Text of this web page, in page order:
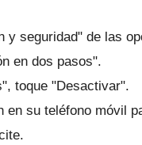
y seguridad" de las
en dos pasos".
toque "Desactivar".
en su teléfono móvil